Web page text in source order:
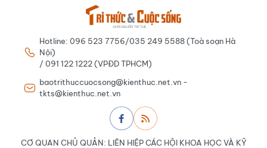
Hotline: 096 523 7756/035 249 5588 (Toà soạn Hà
Nội)
/ 091 122 1222 (VPĐD TPHCM)
baotrithuccuocsong@kienthuc.net.vn -
tkts@kienthuc.net.vn
CƠ QUAN CHỦ QUẢN: LIÊN HIỆP CÁC HỘI KHOA HỌC VÀ KỸ